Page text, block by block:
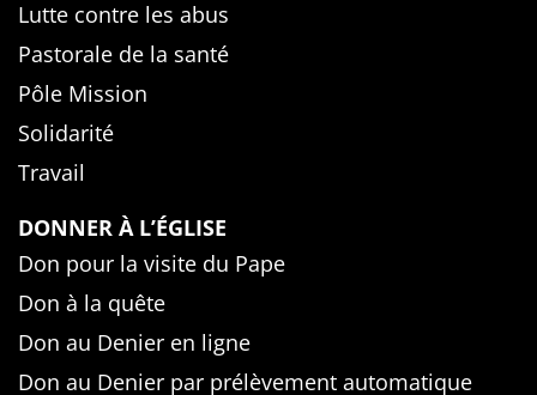
Lutte contre les abus
Pastorale de la santé
Pôle Mission
Solidarité
Travail
DONNER À L’ÉGLISE
Don pour la visite du Pape
Don à la quête
Don au Denier en ligne
Don au Denier par prélèvement automatique